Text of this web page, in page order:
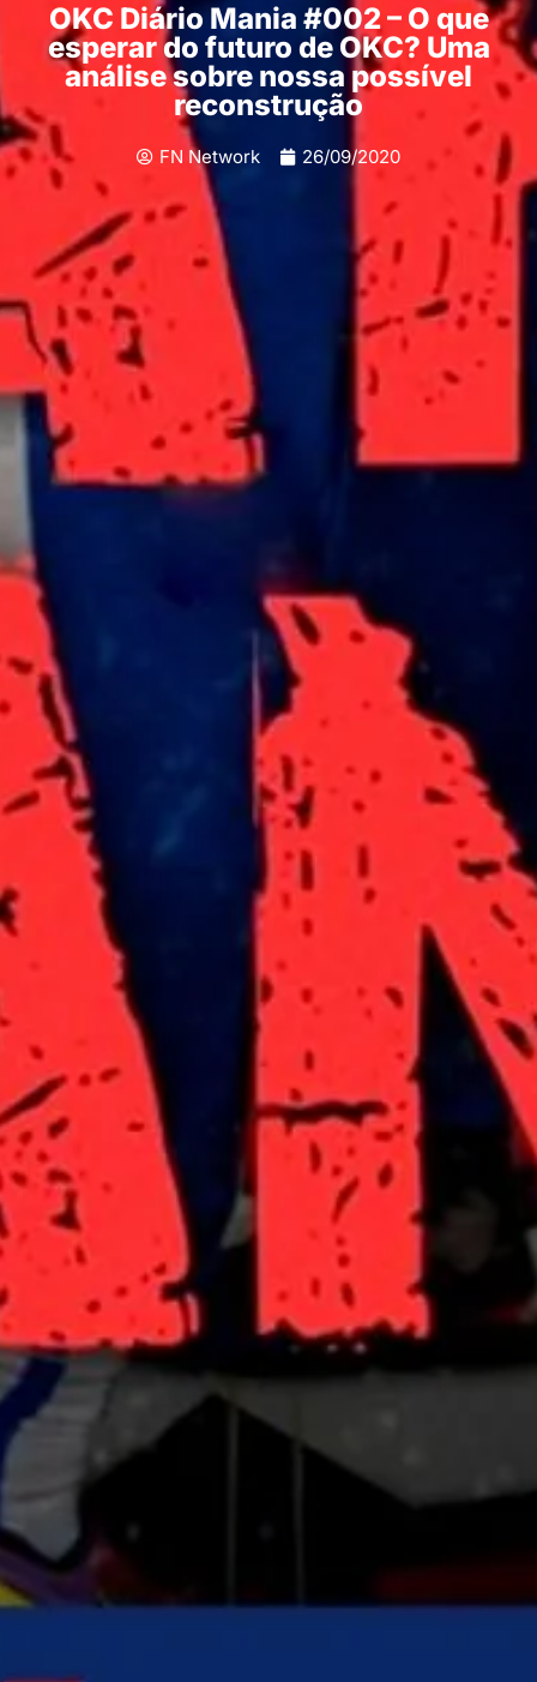
OKC Diário Mania #002 – O que
esperar do futuro de OKC? Uma
análise sobre nossa possível
reconstrução
FN Network 26/09/2020